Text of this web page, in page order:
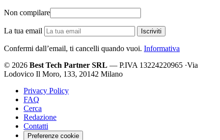
Non compilare
La tua email Iscriviti
Confermi dall’email, ti cancelli quando vuoi. Informativa
© 2026 Best Tech Partner SRL — P.IVA 13224220965 ·Via
Lodovico Il Moro, 133, 20142 Milano
Privacy Policy
FAQ
Cerca
Redazione
Contatti
Preferenze cookie